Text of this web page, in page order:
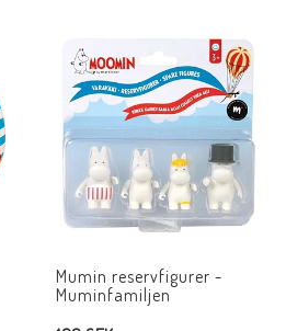
Mumin reservfigurer -
Muminfamiljen